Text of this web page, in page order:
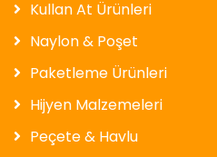
Kullan At Ürünleri
Naylon & Poşet
Paketleme Ürünleri
Hijyen Malzemeleri
Peçete & Havlu